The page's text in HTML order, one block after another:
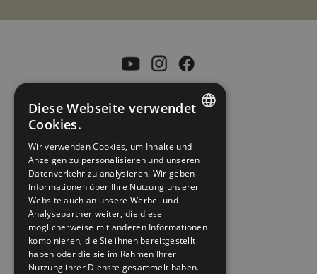
ACCESSIBILITY STATEMENT
PRIVACY POLICY & COOKIES
SITE MAP
EXTRANETT
NORWEGIAN
GERMAN
Diese Webseite verwendet
Cookies.
Wir verwenden Cookies, um Inhalte und
Anzeigen zu personalisieren und unseren
Datenverkehr zu analysieren. Wir geben
Informationen über Ihre Nutzung unserer
Website auch an unsere Werbe- und
Analysepartner weiter, die diese
möglicherweise mit anderen Informationen
kombinieren, die Sie ihnen bereitgestellt
haben oder die sie im Rahmen Ihrer
Nutzung ihrer Dienste gesammelt haben.